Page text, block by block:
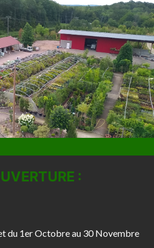
:
du 1er Octobre au 30 Novembre